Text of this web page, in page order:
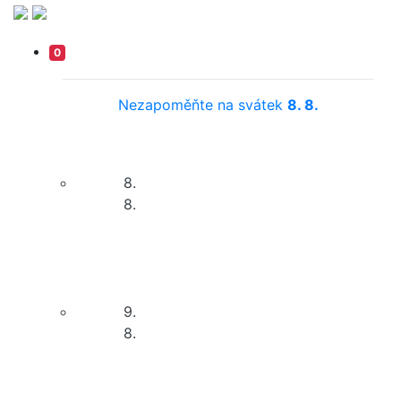
0
Nezapoměňte na svátek 8. 8.
8.
8.
9.
8.